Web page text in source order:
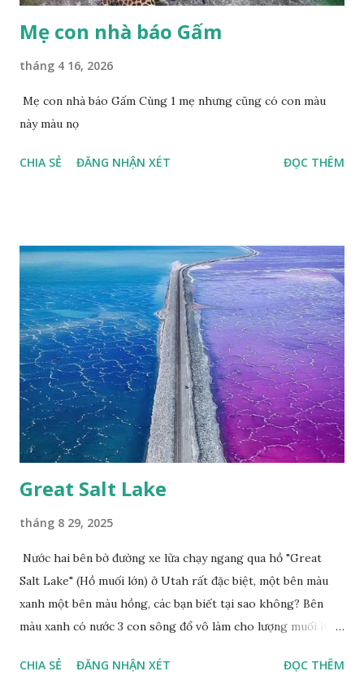
Mẹ con nhà báo Gấm
tháng 4 16, 2026
Mẹ con nhà báo Gấm Cùng 1 mẹ nhưng cũng có con màu
này màu nọ
CHIA SẺ ĐĂNG NHẬN XÉT ĐỌC THÊM
Great Salt Lake
tháng 8 29, 2025
Nước hai bên bờ đường xe lửa chạy ngang qua hồ "Great
Salt Lake" (Hồ muối lớn) ở Utah rất đặc biệt, một bên màu
xanh một bên màu hồng, các bạn biết tại sao không? Bên
màu xanh có nước 3 con sông đổ vô làm cho lượng muối ít,
biển, nhiều sinh vật thích muối sống ở đây, tạo nên màu
CHIA SẺ ĐĂNG NHẬN XÉT ĐỌC THÊM